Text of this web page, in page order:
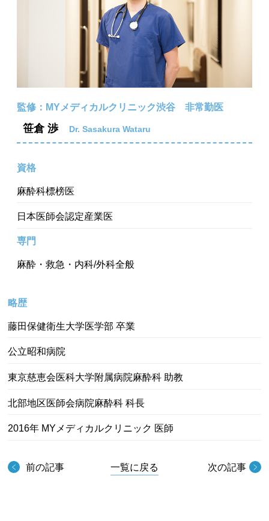
監修：MYメディカルクリニック渋谷 非常勤医
笹倉 渉 Dr. Sasakura Wataru
資格
麻酔科標榜医
日本医師会認定産業医
専門
麻酔・救急・内科/外科全般
略歴
藤田保健衛生大学医学部 卒業
公立昭和病院
東京慈恵会医科大学附属病院麻酔科 助教
北部地区医師会病院麻酔科 科長
2016年 MYメディカルクリニック 医師
前の記事 一覧に戻る 次の記事